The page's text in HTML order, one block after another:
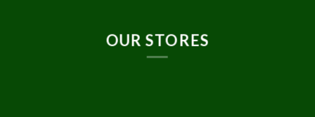
OUR STORES